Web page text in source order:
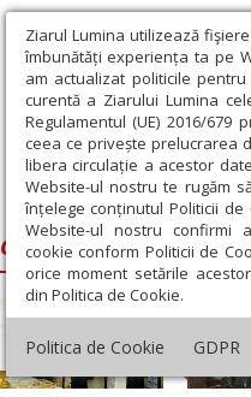
Ziarul Lumina utilizează
îmbunătăți experiența ta pe
am actualizat politicile
curentă a Ziarului Lumina
Regulamentul (UE) 2016/
ceea ce privește prelucrarea
libera circulație a acestor
Website-ul nostru te rugăm
înțelege conținutul Politicii de
Website-ul nostru confirmi
cookie conform Politicii de
orice moment setările
din Politica de Cookie.
Politica de Cookie GDPR
Ziarul Lumina › centru social
centru social
Știri